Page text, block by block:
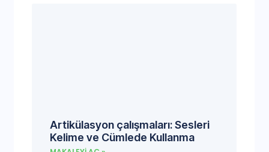
Artikülasyon çalışmaları: Sesleri
Kelime ve Cümlede Kullanma